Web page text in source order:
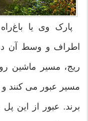
پارک وی یا
اطراف‌ و وسط‌ آن‌
ریج، مسیر ماشین
مسیر عبور می کنند
برند. عبور از این